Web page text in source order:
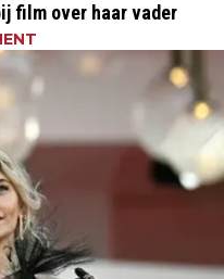
film over haar vader